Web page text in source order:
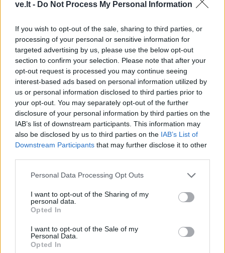
ve.lt - Do Not Process My Personal Information
If you wish to opt-out of the sale, sharing to third parties, or
processing of your personal or sensitive information for
targeted advertising by us, please use the below opt-out
section to confirm your selection. Please note that after your
opt-out request is processed you may continue seeing
interest-based ads based on personal information utilized by
us or personal information disclosed to third parties prior to
your opt-out. You may separately opt-out of the further
disclosure of your personal information by third parties on the
IAB’s list of downstream participants. This information may
also be disclosed by us to third parties on the IAB’s List of
Downstream Participants that may further disclose it to other
Personal Data Processing Opt Outs
I want to opt-out of the Sharing of my
personal data.
Opted In
I want to opt-out of the Sale of my
Personal Data.
Opted In
Po skandalingų skyrybų – Manto Vyganto
žingsnis: atsakė, ar susitaikytų su Jolanta
Naruševičiūte